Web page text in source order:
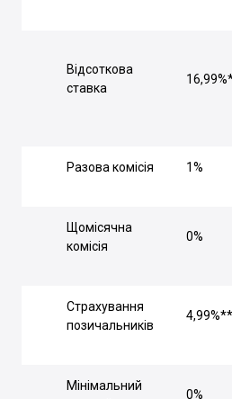
Відсоткова
ставка
Разова комісія 1%
Щомісячна
комісія
0%
Страхування
позичальників
4,99%**
Мінімальний
0%